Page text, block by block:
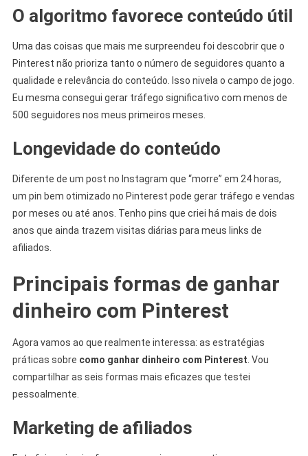
O algoritmo favorece conteúdo útil
Uma das coisas que mais me surpreendeu foi descobrir que o
Pinterest não prioriza tanto o número de seguidores quanto a
qualidade e relevância do conteúdo. Isso nivela o campo de jogo.
Eu mesma consegui gerar tráfego significativo com menos de
500 seguidores nos meus primeiros meses.
Longevidade do conteúdo
Diferente de um post no Instagram que “morre” em 24 horas,
um pin bem otimizado no Pinterest pode gerar tráfego e vendas
por meses ou até anos. Tenho pins que criei há mais de dois
anos que ainda trazem visitas diárias para meus links de
afiliados.
Principais formas de ganhar
dinheiro com Pinterest
Agora vamos ao que realmente interessa: as estratégias
práticas sobre como ganhar dinheiro com Pinterest . Vou
compartilhar as seis formas mais eficazes que testei
pessoalmente.
Marketing de afiliados